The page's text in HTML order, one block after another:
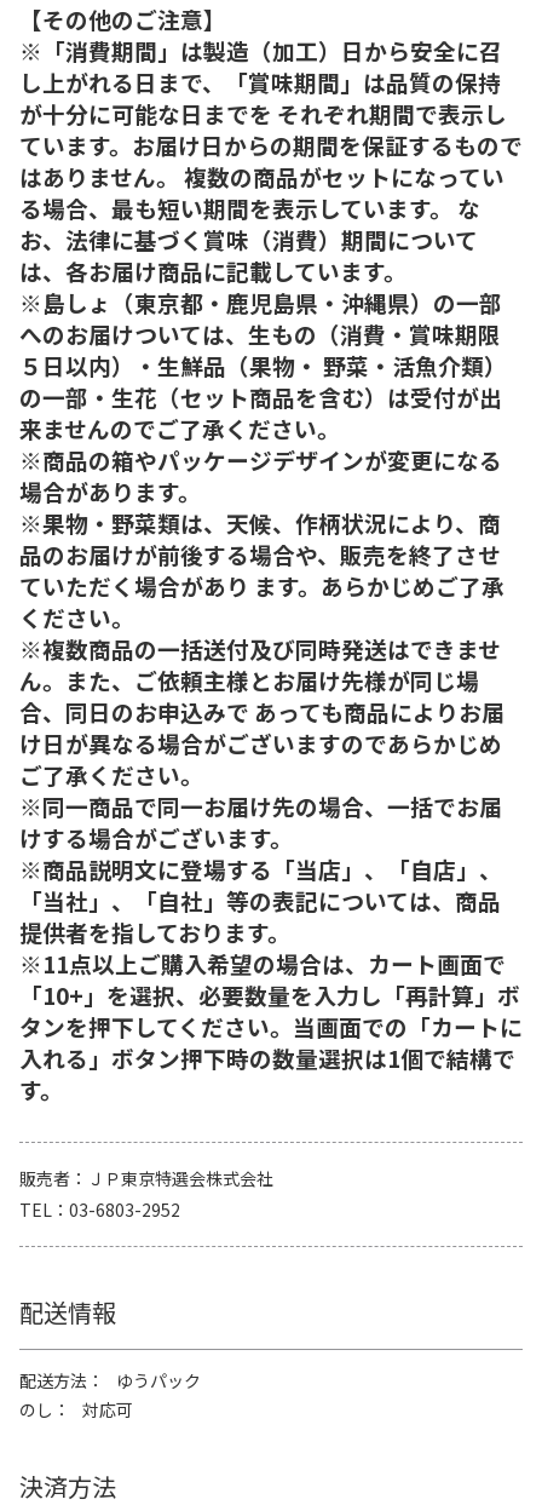
【その他のご注意】
※「消費期間」は製造（加工）日から安全に召
し上がれる日まで、「賞味期間」は品質の保持
が十分に可能な日までを それぞれ期間で表示し
ています。お届け日からの期間を保証するもので
はありません。 複数の商品がセットになってい
る場合、最も短い期間を表示しています。 な
お、法律に基づく賞味（消費）期間について
は、各お届け商品に記載しています。
※島しょ（東京都・鹿児島県・沖縄県）の一部
へのお届けついては、生もの（消費・賞味期限
５日以内）・生鮮品（果物・ 野菜・活魚介類）
の一部・生花（セット商品を含む）は受付が出
来ませんのでご了承ください。
※商品の箱やパッケージデザインが変更になる
場合があります。
※果物・野菜類は、天候、作柄状況により、商
品のお届けが前後する場合や、販売を終了させ
ていただく場合があり ます。あらかじめご了承
ください。
※複数商品の一括送付及び同時発送はできませ
ん。また、ご依頼主様とお届け先様が同じ場
合、同日のお申込みで あっても商品によりお届
け日が異なる場合がございますのであらかじめ
ご了承ください。
※同一商品で同一お届け先の場合、一括でお届
けする場合がございます。
※商品説明文に登場する「当店」、「自店」、
「当社」、「自社」等の表記については、商品
提供者を指しております。
※11点以上ご購入希望の場合は、カート画面で
「10+」を選択、必要数量を入力し「再計算」ボ
タンを押下してください。当画面での「カートに
入れる」ボタン押下時の数量選択は1個で結構で
す。
販売者
ＪＰ東京特選会株式会社
TEL
03-6803-2952
配送情報
配送方法
ゆうパック
のし
対応可
決済方法